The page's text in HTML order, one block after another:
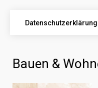
Datenschutzerklärung
Bauen &